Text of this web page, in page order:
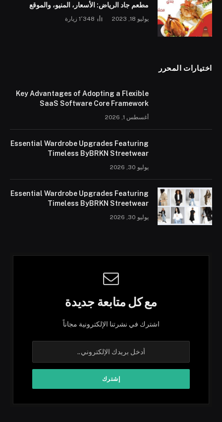
مطعم جاد الرياض: الأسعار، المنيو، والموقع
يوليو 18, 2023 1٬348 زيارة
اختيارات المحرر
Key Advantages of Adopting a Flexible
SaaS Software Core Framework
أغسطس 1, 2026
Essential Wardrobe Upgrades Featuring
Timeless ByBRKN Streetwear
يوليو 30, 2026
Essential Wardrobe Upgrades Featuring
Timeless ByBRKN Streetwear
يوليو 30, 2026
مع كل متابعة جديدة
اشترك في نشرتنا الإلكترونية مجاناً